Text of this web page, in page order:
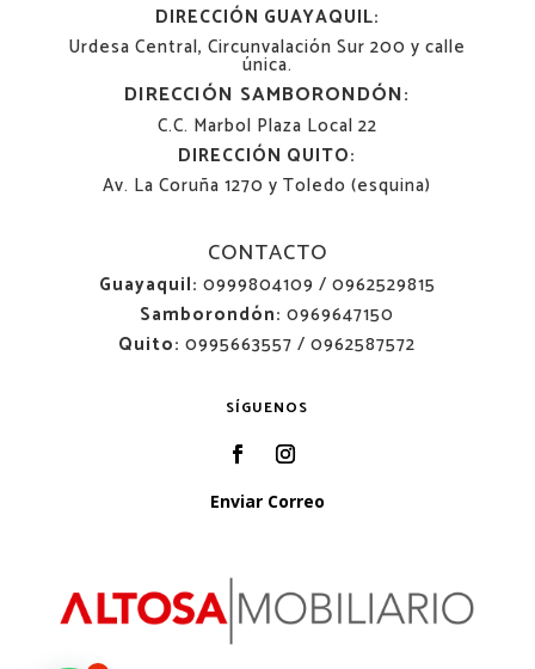
DIRECCIÓN GUAYAQUIL:
Urdesa Central, Circunvalación Sur 200 y calle
única.
DIRECCIÓN SAMBORONDÓN:
C.C. Marbol Plaza Local 22
DIRECCIÓN QUITO:
Av. La Coruña 1270 y Toledo (esquina)
CONTACTO
Guayaquil: 0999804109 / 0962529815
Samborondón: 0969647150
Quito: 0995663557 / 0962587572
SÍGUENOS
Enviar Correo